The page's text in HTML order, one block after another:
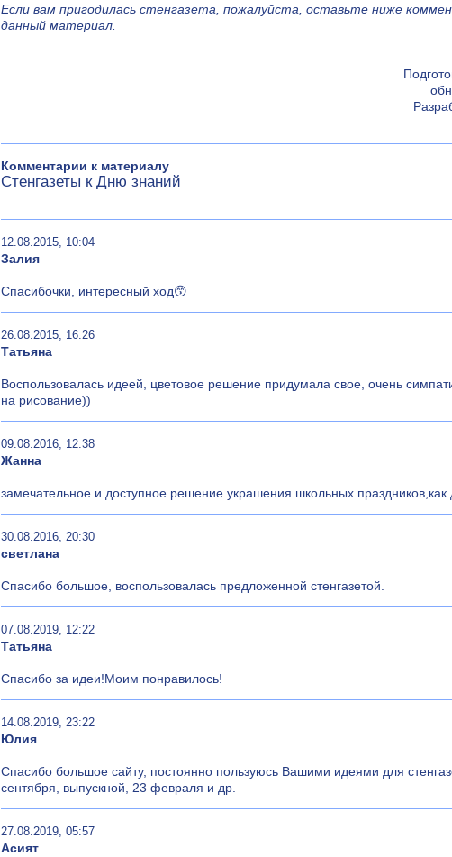
Если вам пригодилась стенгазета, пожалуйста, оставьте ниже
данный материал.
Комментарии к материалу
Стенгазеты к Дню знаний
12.08.2015, 10:04
Залия
Спасибочки, интересный ход😙
26.08.2015, 16:26
Татьяна
Воспользовалась идеей, цветовое решение придумала свое, очень
на рисование))
09.08.2016, 12:38
Жанна
замечательное и доступное решение украшения школьных
30.08.2016, 20:30
светлана
Спасибо большое, воспользовалась предложенной стенгазетой.
07.08.2019, 12:22
Татьяна
Спасибо за идеи!Моим понравилось!
14.08.2019, 23:22
Юлия
Спасибо большое сайту, постоянно пользуюсь Вашими идеями для
сентября, выпускной, 23 февраля и др.
27.08.2019, 05:57
Асият